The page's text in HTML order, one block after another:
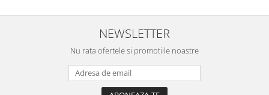
Cleme sticla
Accesorii prinderi punctuale
Sisteme copertina
Seturi copertina
Componente copertina
NEWSLETTER
Nu rata ofertele si promotiile noastre